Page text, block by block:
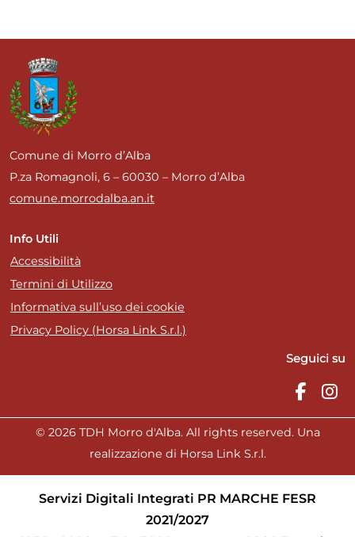
Comune di Morro d’Alba
P.za Romagnoli, 6 – 60030 – Morro d’Alba
comune.morrodalba.an.it
Info Utili
Accessibilità
Termini di Utilizzo
Informativa sull’uso dei cookie
Privacy Policy (Horsa Link S.r.l.)
Seguici su
© 2026 TDH Morro d'Alba. All rights reserved. Una
realizzazione di Horsa Link S.r.l.
Servizi Digitali Integrati PR MARCHE FESR
2021/2027